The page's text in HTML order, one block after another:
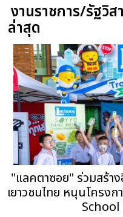
งานราชการ/รัฐวิ
ล่าสุด
"แลคตาซอย" ร่วมสร้า
เยาวชนไทย หนุนโคร